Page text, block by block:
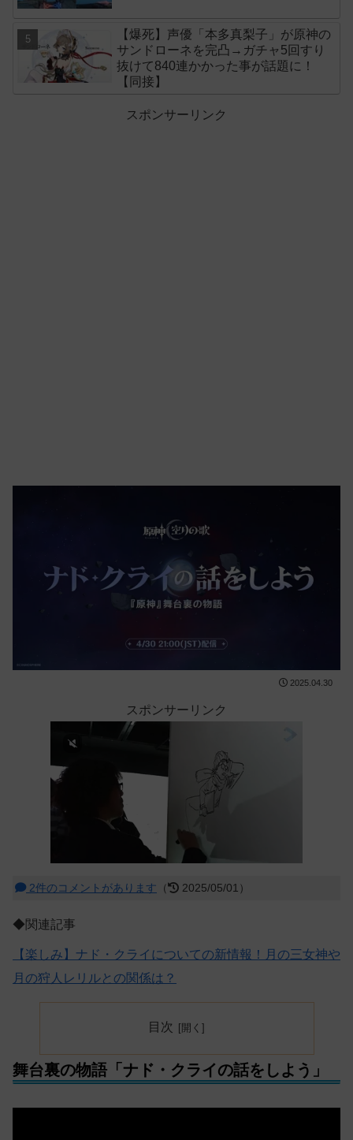
【爆死】声優「本多真梨子」が原神の
サンドローネを完凸→ガチャ5回すり
抜けて840連かかった事が話題に！
【同接】
スポンサーリンク
2025.04.30
スポンサーリンク
2件のコメントがあります （ 2025/05/01）
◆関連記事
【楽しみ】ナド・クライについての新情報！月の三女神や
月の狩人レリルとの関係は？
目次
舞台裏の物語「ナド・クライの話をしよう」